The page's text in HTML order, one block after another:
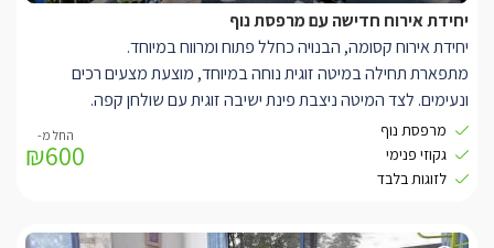
יחידת אירוח חדישה עם מרפסת נוף
יחידת אירוח קסומה, הבנויה כחלל פתוח ומרווח במיוחד.
מתפארת תחילה במיטה זוגית נוחה במיוחד, מוצעת מצעים רכים
ונעימים. לצד המיטה ניצבת פינת ישיבה זוגית עם שולחן קפה.
עם טלויוזיה חדישה המחוברת לכבלי YES ואינטרנט אלחוטי במתחם.
בסוויטה מטבחון מאובזר בכל שתצטרכו, החל ממכונת קפה, פינת קפה
ותה עם קומקום, מקרר, מיקרוגל, כירה חשמלית לפי בקשה, כיור, וכלי
ליחידה המפנקת ג'קוזי פנימי זוגי גדול במיוחד עם ג'טים וכריות לנוחות
מרפסת נוף
גקוזי פנימי
לזוגות בלבד
₪600